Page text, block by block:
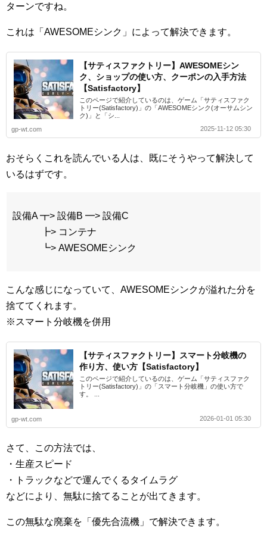
ターンですね。
これは「AWESOMEシンク」によって解決できます。
【サティスファクトリー】AWESOMEシン
ク、ショップの使い方、クーポンの入手方法
【Satisfactory】
このページで紹介しているのは、ゲーム「サティスファク
トリー(Satisfactory)」の「AWESOMEシンク(オーサムシン
ク)」と「シ...
gp-wt.com
2025-11-12 05:30
おそらくこれを読んでいる人は、既にそうやって解決して
いるはずです。
設備A ┳> 設備B ━> 設備C
┣> コンテナ
┗> AWESOMEシンク
こんな感じになっていて、AWESOMEシンクが溢れた分を
捨ててくれます。
※スマート分岐機を併用
【サティスファクトリー】スマート分岐機の
作り方、使い方【Satisfactory】
このページで紹介しているのは、ゲーム「サティスファク
トリー(Satisfactory)」の「スマート分岐機」の使い方で
す。 ...
gp-wt.com 2026-01-01 05:30
さて、この方法では、
・生産スピード
・トラックなどで運んでくるタイムラグ
などにより、無駄に捨てることが出てきます。
この無駄な廃棄を「優先合流機」で解決できます。